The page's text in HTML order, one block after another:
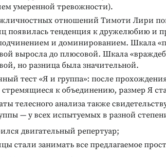
умеренной тревожности).
отношений Тимоти Лири
появилась тенденция к дружелюбию и
и доминированием. Шкала
выросла до плюсовой. Шкала
но разница была значительной.
тест «Я и группа»: после
стремящиеся к объединению, размер Я
телесного анализа также
— у всех испытуемых в разной
двигательный репертуар;
стали занимать все предлагаемое